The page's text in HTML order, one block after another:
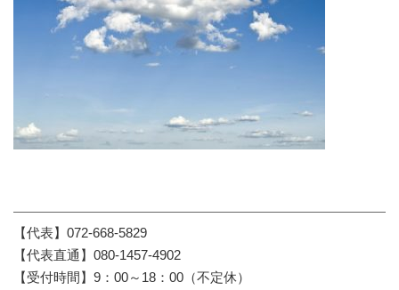
【代表】072-668-5829
【代表直通】080-1457-4902
【受付時間】9：00～18：00（不定休）